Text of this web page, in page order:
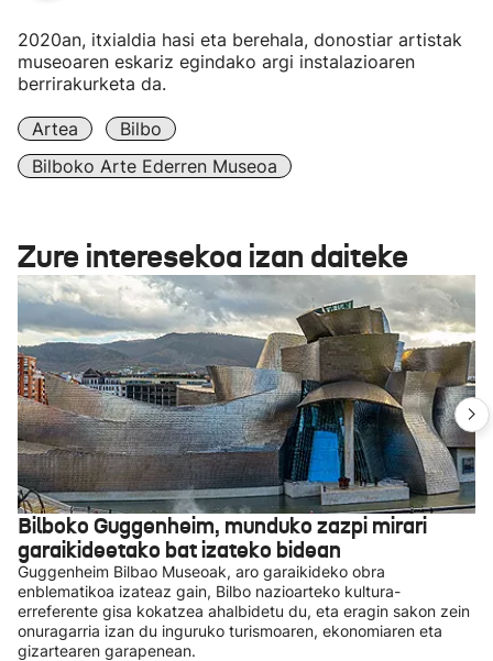
2020an, itxialdia hasi eta berehala, donostiar artistak
museoaren eskariz egindako argi instalazioaren
berrirakurketa da.
Artea
Bilbo
Bilboko Arte Ederren Museoa
Zure interesekoa izan daiteke
Bilboko Guggenheim, munduko zazpi mirari
garaikideetako bat izateko bidean
Guggenheim Bilbao Museoak, aro garaikideko obra
enblematikoa izateaz gain, Bilbo nazioarteko kultura-
erreferente gisa kokatzea ahalbidetu du, eta eragin sakon zein
onuragarria izan du inguruko turismoaren, ekonomiaren eta
gizartearen garapenean.